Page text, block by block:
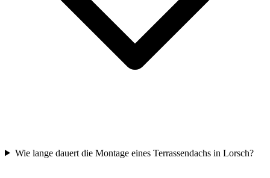
Wie lange dauert die Montage eines Terrassendachs in Lorsch?